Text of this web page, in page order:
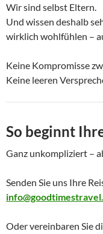
Wir sind selbst Eltern.
Und wissen deshalb
wirklich wohlfühlen –
Keine Kompromisse
Keine leeren
So beginnt
Ganz unkompliziert –
Senden Sie uns Ihre
Oder vereinbaren Sie